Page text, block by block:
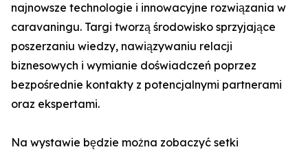
najnowsze technologie i innowacyjne rozwiązania w
caravaningu. Targi tworzą środowisko sprzyjające
poszerzaniu wiedzy, nawiązywaniu relacji
biznesowych i wymianie doświadczeń poprzez
bezpośrednie kontakty z potencjalnymi partnerami
oraz ekspertami.
Na wystawie będzie można zobaczyć setki